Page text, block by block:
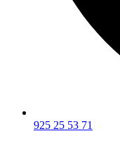
925 25 53 71